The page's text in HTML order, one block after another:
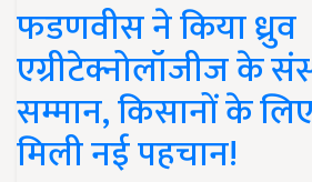
फडणवीस ने किया ध्रुव
एग्रीटेक्नोलॉजीज के
सम्मान, किसानों के
मिली नई पहचान!